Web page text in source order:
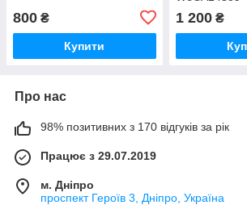
800 ₴
Купити
1 200₴
Про нас
98% позитивних з 170 відгуків за рік
Працює з 29.07.2019
м. Дніпро
проспект Героїв 3, Дніпро, Україна